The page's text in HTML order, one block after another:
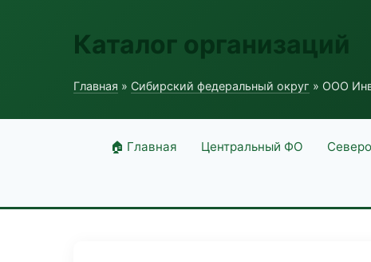
Каталог организаций
Главная » Сибирский федеральный округ » ООО
🏠 Главная Центральный ФО